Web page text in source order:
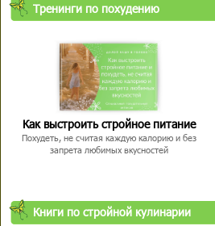
Тренинги по похудению
Как выстроить стройное питание
Похудеть, не считая каждую калорию и без
запрета любимых вкусностей
Книги по стройной кулинарии